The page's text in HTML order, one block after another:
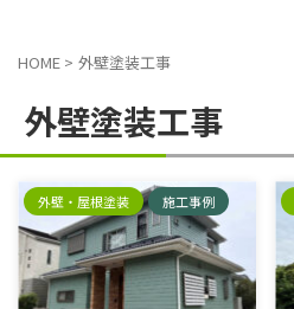
口コミ 外壁塗装工事
戸建塗装 施工事例
横須賀市三春町 横須賀市久里浜
横須賀市公郷町 横須賀市大矢部
HOME > 外壁塗装工事
外壁塗装工事
外壁・屋根塗装 施工事例